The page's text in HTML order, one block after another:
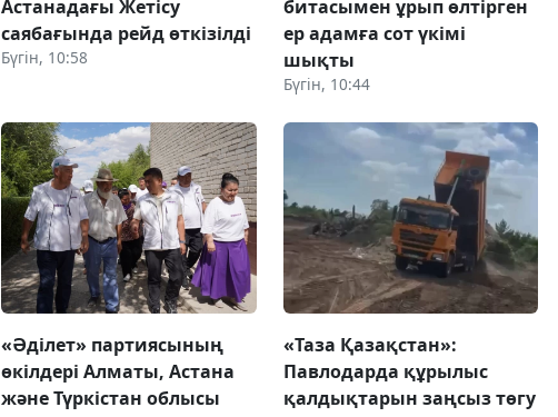
Астанадағы Жетісу
саябағында рейд өткізілді
Бүгін, 10:58
битасымен ұрып өлтірген
ер адамға сот үкімі
шықты
Бүгін, 10:44
«Әділет» партиясының
өкілдері Алматы, Астана
және Түркістан облысы
«Таза Қазақстан»:
Павлодарда құрылыс
қалдықтарын заңсыз төгу